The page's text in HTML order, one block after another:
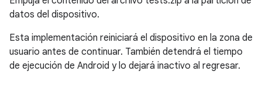
datos del dispositivo.
Esta implementación reiniciará el dispositivo en la zona de
usuario antes de continuar. También detendrá el tiempo
de ejecución de Android y lo dejará inactivo al regresar.